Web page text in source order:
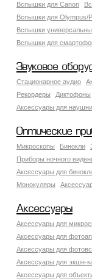
Вспышки для Canon
Вспышки для Olympus/
Вспышки
Вспышки для
Звуковое
Стационарное аудио
Рекордеры
Диктофоны
Аксессуары для
Оптические
Микроскопы Бинокли
Приборы ночного
Аксессуары для
Монокуляры
Аксессуары
Аксессуары для
Аксессуары для
Аксессуары для
Аксессуары для экшн-
Аксессуары для